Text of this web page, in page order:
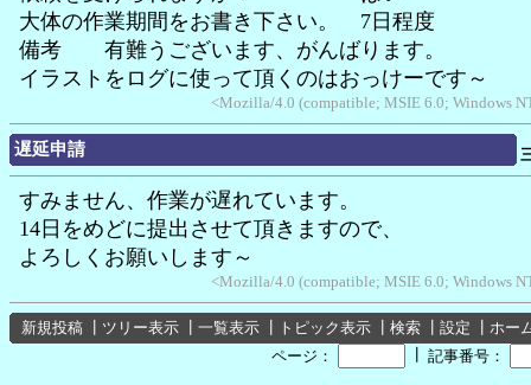
大体の作業期間をお書き下さい。 7日程度
備考 有難うございます、がんばります。
イラストをログに使って頂くのはおっけーです～
<Mozilla/4.0 (compatible; MSIE 6.0; Windows
遅延申請
すみません、作業が遅れています。
14日をめどに提出させて頂きますので、
よろしくお願いします～
<Mozilla/4.0 (compatible; MSIE 6.0; Windows
新規投稿 ツリー表示 一覧表示 トピック表示 検索 設定
ホー
ページ：
記事番号：